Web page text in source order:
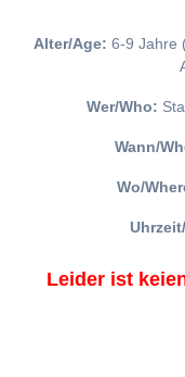
Alter/Age: 6-9 Jahre
Wer/Who:
Wann/
Wo/
Leider ist